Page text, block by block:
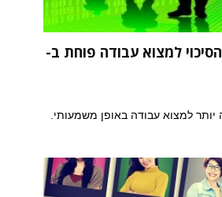
לאנשים מעל גיל 50 הסיכוי למצוא עבודה פוחת ב-